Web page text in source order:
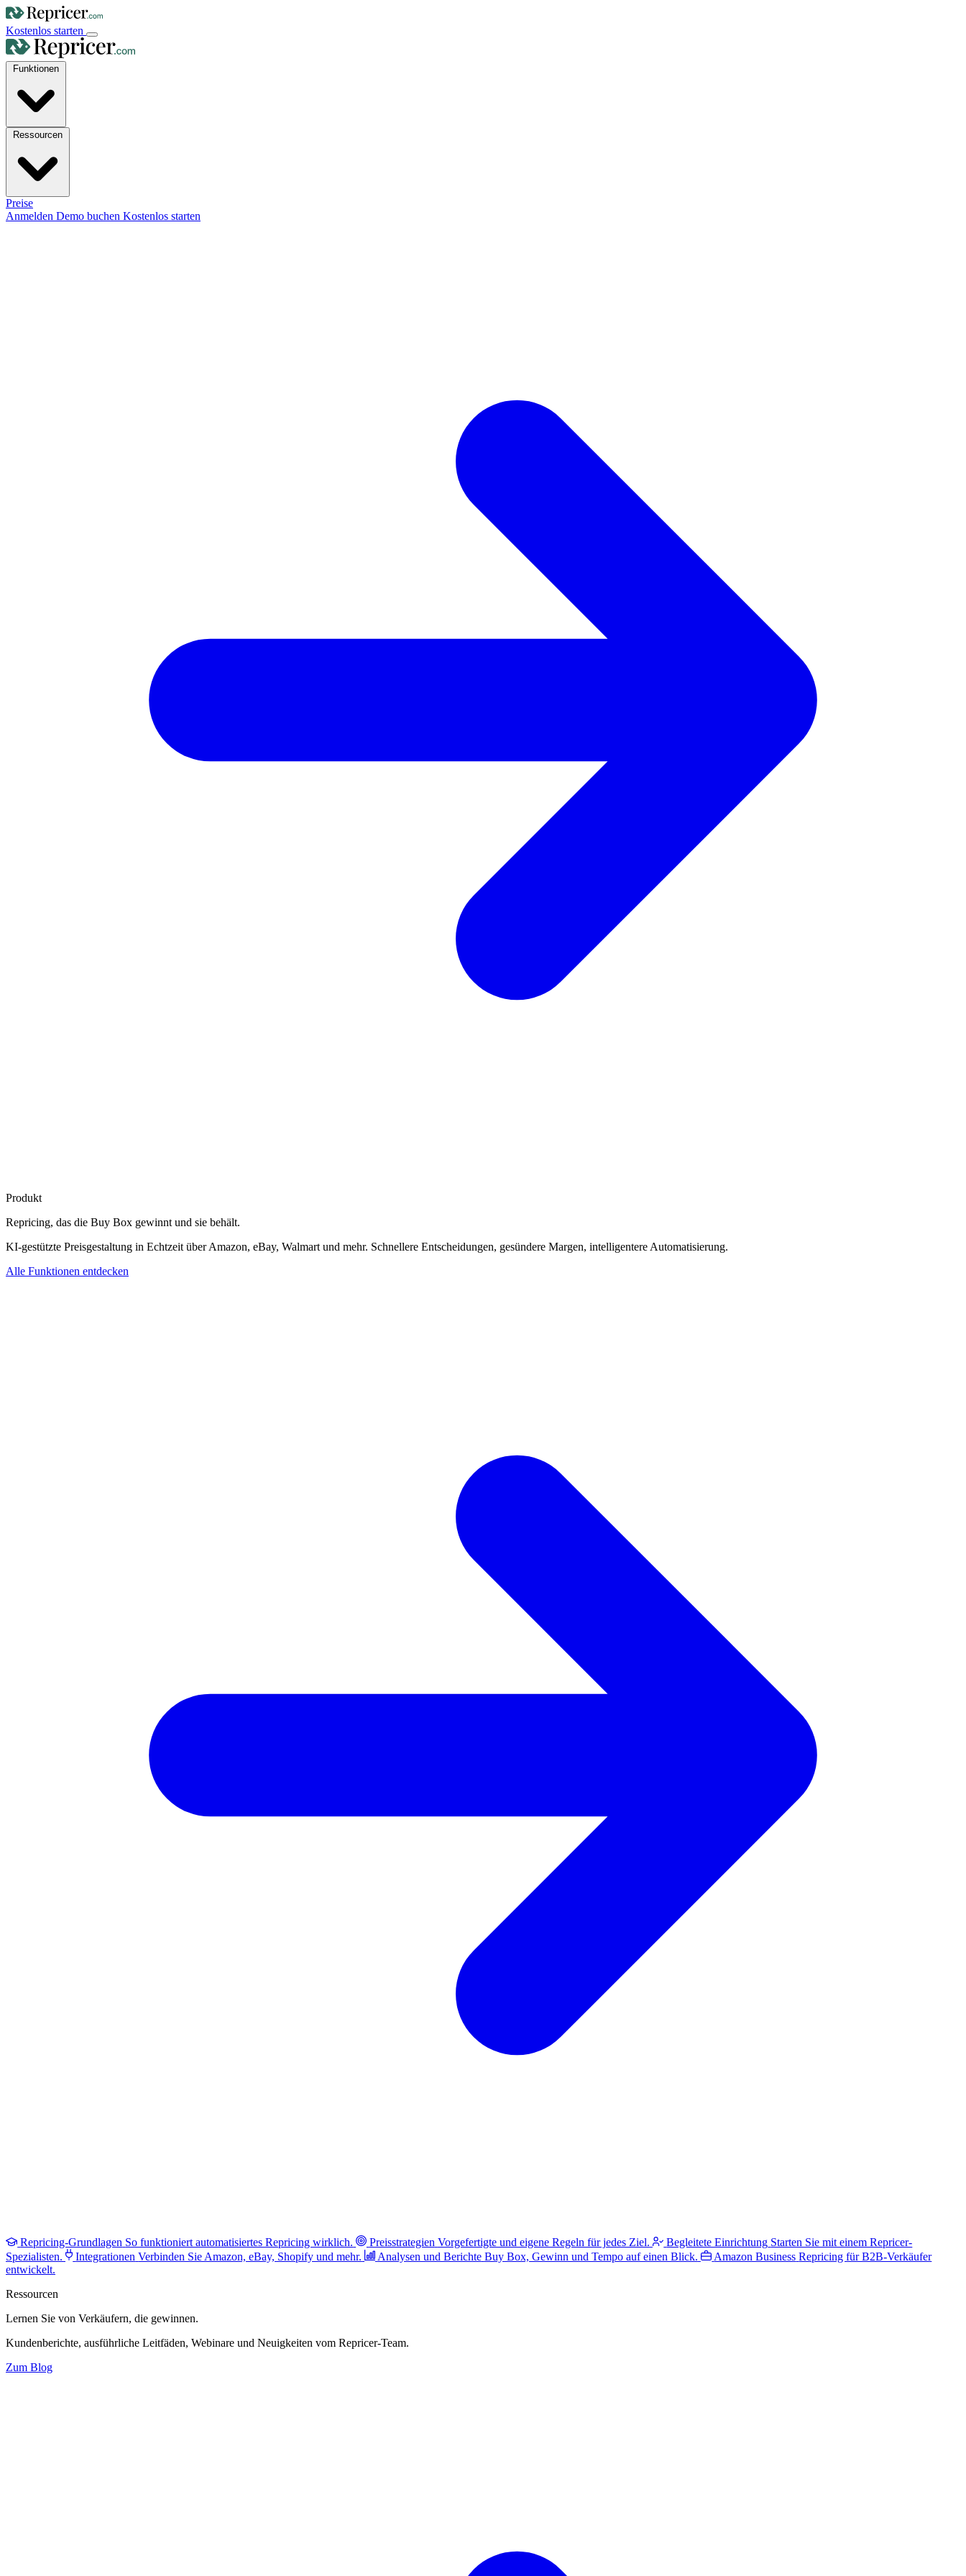
Kostenlos starten
Preise
Anmelden Demo buchen Kostenlos starten
Produkt
Repricing, das die Buy Box gewinnt und sie behält.
KI-gestützte Preisgestaltung in Echtzeit über Amazon, eBay, Walmart und mehr. Schnellere Entscheidungen, gesündere Margen, intelligentere Automatisierung.
Alle Funktionen entdecken
Repricing-Grundlagen So funktioniert automatisiertes Repricing wirklich. Preisstrategien Vorgefertigte und eigene Regeln für jedes Ziel. Begleitete Einrichtung Starten Sie mit einem Repricer-
Spezialisten.
Integrationen Verbinden Sie Amazon, eBay, Shopify und mehr. Analysen und Berichte Buy Box, Gewinn und Tempo auf einen Blick. Amazon Business Repricing für B2B-Verkäufer
entwickelt.
Ressourcen
Lernen Sie von Verkäufern, die gewinnen.
Kundenberichte, ausführliche Leitfäden, Webinare und Neuigkeiten vom Repricer-Team.
Zum Blog